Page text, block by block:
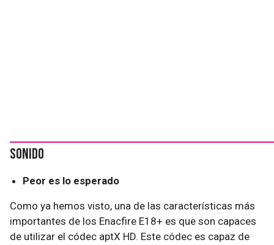
Sonido
Peor es lo esperado
Como ya hemos visto, una de las características más
importantes de los Enacfire E18+ es que son capaces
de utilizar el códec aptX HD. Este códec es capaz de